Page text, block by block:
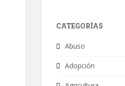
CATEGORÍAS
Abuso
Adopción